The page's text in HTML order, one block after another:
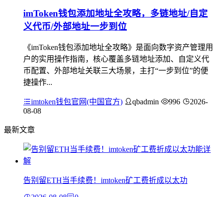
imToken钱包添加地址全攻略，多链地址/自定
义代币/外部地址一步到位
《imToken钱包添加地址全攻略》是面向数字资产管理用
户的实用操作指南，核心覆盖多链地址添加、自定义代
币配置、外部地址关联三大场景，主打“一步到位”的便
捷操作...
imtoken钱包官网(中国官方) qbadmin 996
2026-
08-08
最新文章
告别留ETH当手续费！imtoken矿工费折成以太功